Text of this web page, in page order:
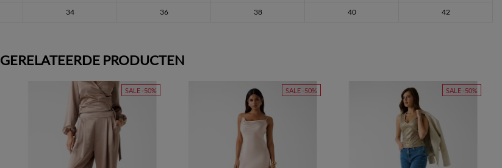
34 36 38 40 42
GERELATEERDE PRODUCTEN
SALE -50% SALE -50% SALE -50%